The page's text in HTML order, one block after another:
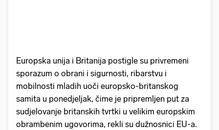
Europska unija i Britanija postigle su privremeni
sporazum o obrani i sigurnosti, ribarstvu i
mobilnosti mladih uoči europsko-britanskog
samita u ponedjeljak, čime je pripremljen put za
sudjelovanje britanskih tvrtki u velikim europskim
obrambenim ugovorima, rekli su dužnosnici EU-a.